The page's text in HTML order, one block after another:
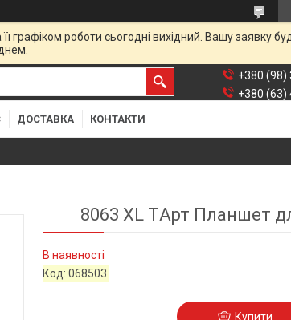
графіком роботи сьогодні вихідний. Вашу заявку
+380 (98)
+380 (63)
ДОСТАВКА КОНТАКТИ
8063 XL TАрт Планшет
В наявності
Код:068503
Купити